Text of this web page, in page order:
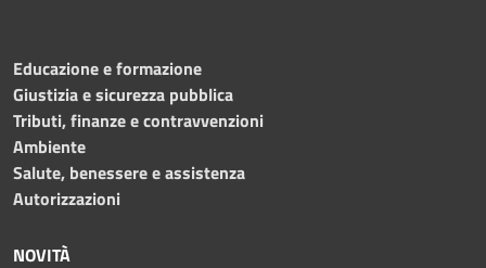
Educazione e formazione
Giustizia e sicurezza pubblica
Tributi, finanze e contravvenzioni
Ambiente
Salute, benessere e assistenza
Autorizzazioni
NOVITÀ